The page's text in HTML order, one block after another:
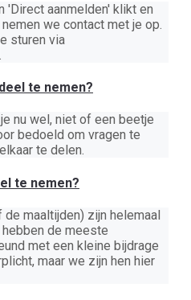
'Direct aanmelden' klikt en
we contact met je op.
sturen via
te nemen?
nu wel, niet of een beetje
bedoeld om vragen te
te delen.
te nemen?
maaltijden) zijn helemaal
de meeste
met een kleine bijdrage
maar we zijn hen hier